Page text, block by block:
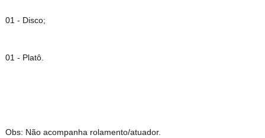
01 - Disco;
01 - Platô.
Obs: Não acompanha rolamento/atuador.